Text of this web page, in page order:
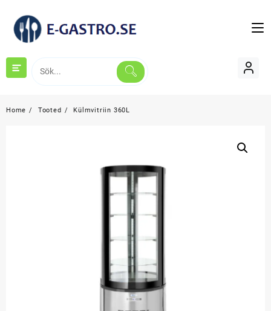
content
Home Tooted Külmvitriin 360L